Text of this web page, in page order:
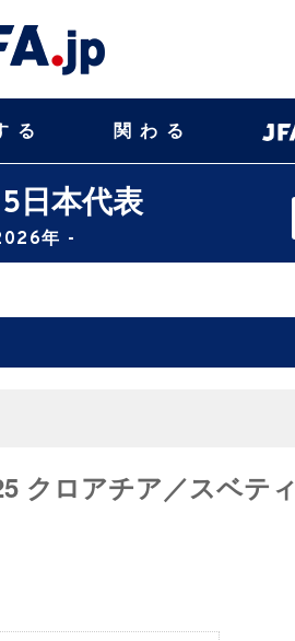
る 関わる
日本代表
年 -
クロアチア／スベティ